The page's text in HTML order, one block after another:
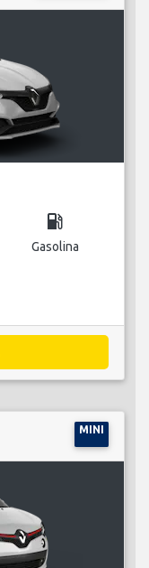
local_gas_station
Gasolina
MINI